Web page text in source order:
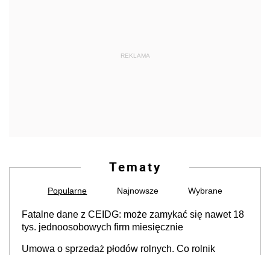
REKLAMA
Tematy
Popularne Najnowsze Wybrane
Fatalne dane z CEIDG: może zamykać się nawet 18
tys. jednoosobowych firm miesięcznie
Umowa o sprzedaż płodów rolnych. Co rolnik